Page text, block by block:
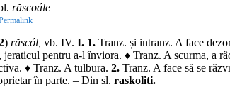
răscoále
) răscól, vb. IV. I. 1. Tranz. și intranz. A face
jeraticul pentru a-l înviora. ♦ Tranz. A scurma, a
♦ Tranz. A tulbura. 2. Tranz. A face să se
în parte. – Din sl. raskoliti.